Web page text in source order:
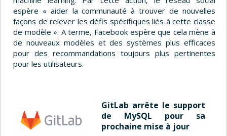
espère « aider la communauté à trouver de nouvelles
façons de relever les défis spécifiques liés à cette classe
de modèle ». A terme, Facebook espère que cela mène à
de nouveaux modèles et des systèmes plus efficaces
pour des recommandations toujours plus pertinentes
pour les utilisateurs.
GitLab arrête le support
de MySQL pour sa
prochaine mise à jour